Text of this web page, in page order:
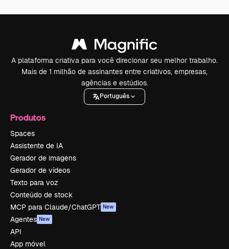
A plataforma criativa para você direcionar seu melhor trabalho.
Mais de 1 milhão de assinantes entre criativos, empresas,
agências e estúdios.
Português
Produtos
Spaces
Assistente de IA
Gerador de imagens
Gerador de vídeos
Texto para voz
Conteúdo de stock
MCP para Claude/ChatGPT New
Agentes New
API
App móvel